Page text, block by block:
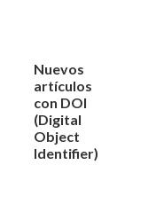
Nuevos
artículos
con DOI
(Digital
Object
Identifier)